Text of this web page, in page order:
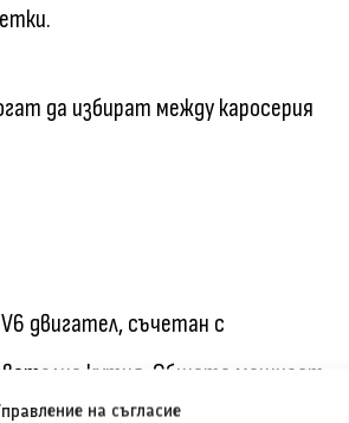
на съгласие
да избират между каросерия
двигател, съчетан с
кутия. Общата мощност